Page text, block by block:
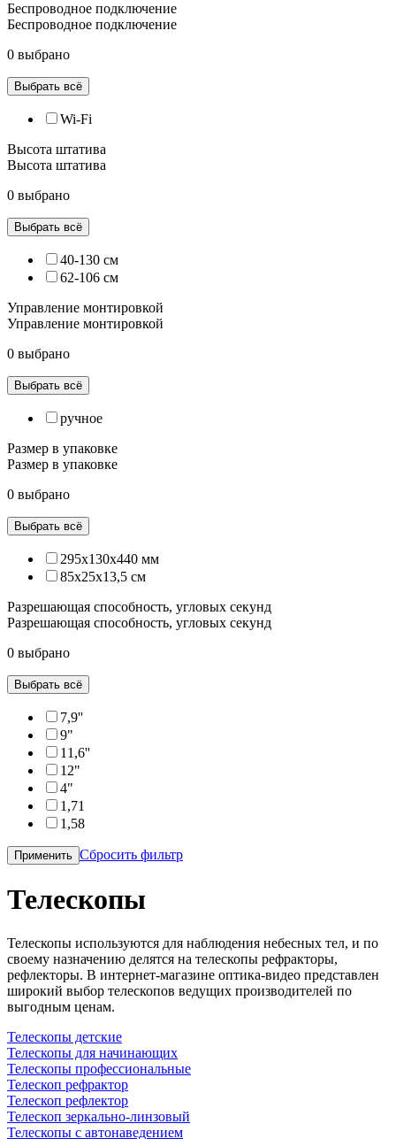
Беспроводное подключение
Беспроводное подключение
0 выбрано
Выбрать всё
Wi-Fi
Высота штатива
Высота штатива
0 выбрано
Выбрать всё
40-130 см
62-106 см
Управление монтировкой
Управление монтировкой
0 выбрано
Выбрать всё
ручное
Размер в упаковке
Размер в упаковке
0 выбрано
Выбрать всё
295х130х440 мм
85х25х13,5 см
Разрешающая способность, угловых секунд
Разрешающая способность, угловых секунд
0 выбрано
Выбрать всё
7,9''
9"
11,6''
12"
4"
1,71
1,58
Применить Сбросить фильтр
Телескопы
Телескопы используются для наблюдения небесных тел, и по
своему назначению делятся на телескопы рефракторы,
рефлекторы. В интернет-магазине оптика-видео представлен
широкий выбор телескопов ведущих производителей по
выгодным ценам.
Телескопы детские
Телескопы для начинающих
Телескопы профессиональные
Телескоп рефрактор
Телескоп рефлектор
Телескоп зеркально-линзовый
Телескопы с автонаведением